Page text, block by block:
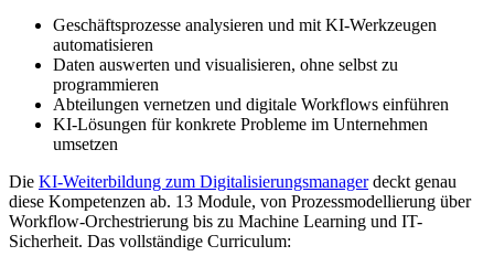
Geschäftsprozesse analysieren und mit KI-Werkzeugen
automatisieren
Daten auswerten und visualisieren, ohne selbst zu
programmieren
Abteilungen vernetzen und digitale Workflows einführen
KI-Lösungen für konkrete Probleme im Unternehmen
umsetzen
Die KI-Weiterbildung zum Digitalisierungsmanagerdeckt genau
diese Kompetenzen ab. 13 Module, von Prozessmodellierung über
Workflow-Orchestrierung bis zu Machine Learning und IT-
Sicherheit. Das vollständige Curriculum: